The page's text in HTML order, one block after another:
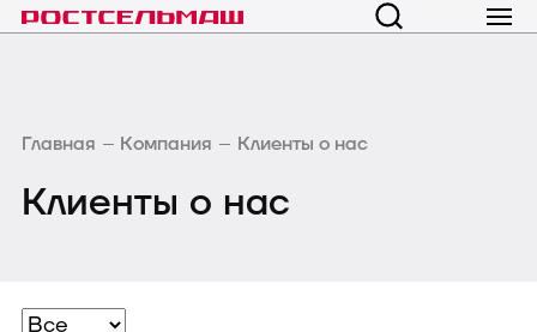
Главная Компания Клиенты о нас
Клиенты о нас